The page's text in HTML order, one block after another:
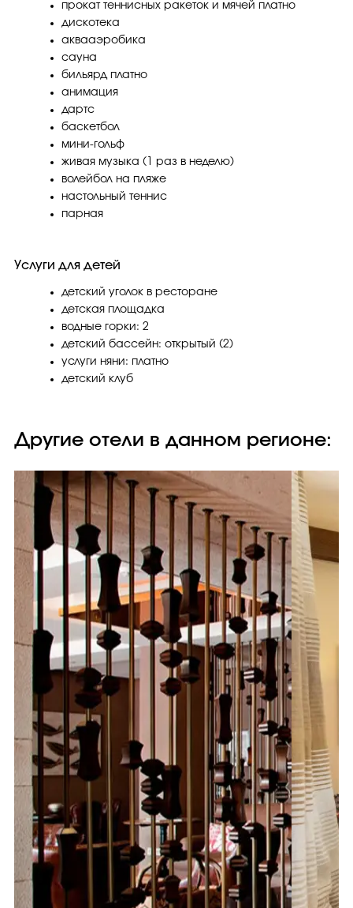
прокат теннисных ракеток и мячей платно
дискотека
аквааэробика
сауна
бильярд платно
анимация
дартс
баскетбол
мини-гольф
живая музыка (1 раз в неделю)
волейбол на пляже
настольный теннис
парная
Услуги для детей
детский уголок в ресторане
детская площадка
водные горки: 2
детский бассейн: открытый (2)
услуги няни: платно
детский клуб
Другие отели в данном регионе: